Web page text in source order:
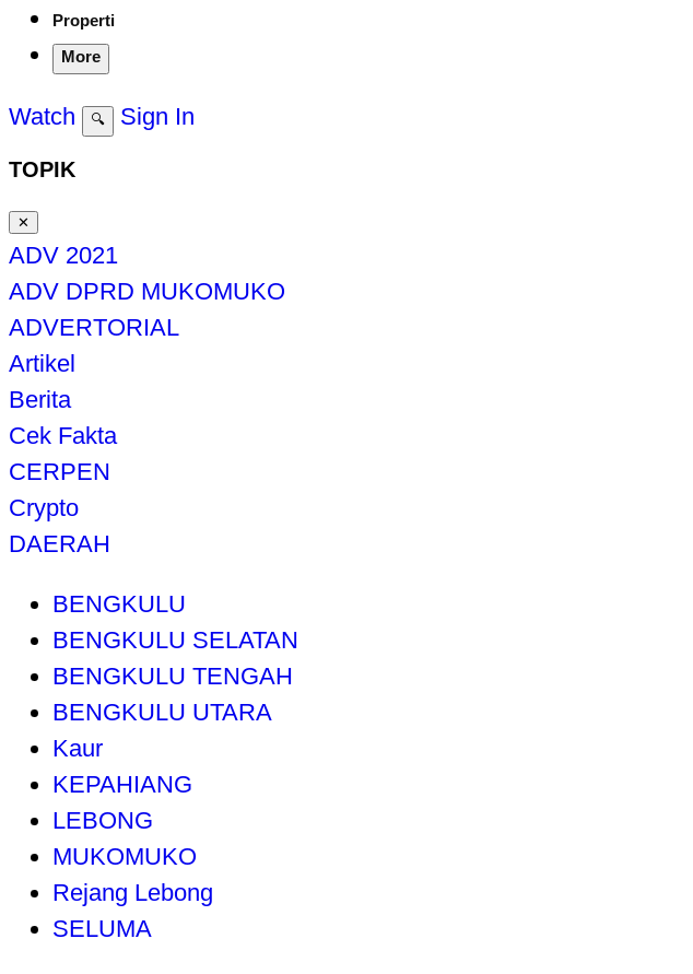
Properti
More
Watch 🔍 Sign In
TOPIK
✕
ADV 2021
ADV DPRD MUKOMUKO
ADVERTORIAL
Artikel
Berita
Cek Fakta
CERPEN
Crypto
DAERAH
BENGKULU
BENGKULU SELATAN
BENGKULU TENGAH
BENGKULU UTARA
Kaur
KEPAHIANG
LEBONG
MUKOMUKO
Rejang Lebong
SELUMA